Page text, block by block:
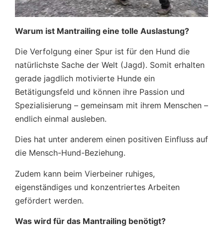
Warum ist Mantrailing eine tolle Auslastung?
Die Verfolgung einer Spur ist für den Hund die
natürlichste Sache der Welt (Jagd). Somit erhalten
gerade jagdlich motivierte Hunde ein
Betätigungsfeld und können ihre Passion und
Spezialisierung – gemeinsam mit ihrem Menschen –
endlich einmal ausleben.
Dies hat unter anderem einen positiven Einfluss auf
die Mensch-Hund-Beziehung.
Zudem kann beim Vierbeiner ruhiges,
eigenständiges und konzentriertes Arbeiten
gefördert werden.
Was wird für das Mantrailing benötigt?